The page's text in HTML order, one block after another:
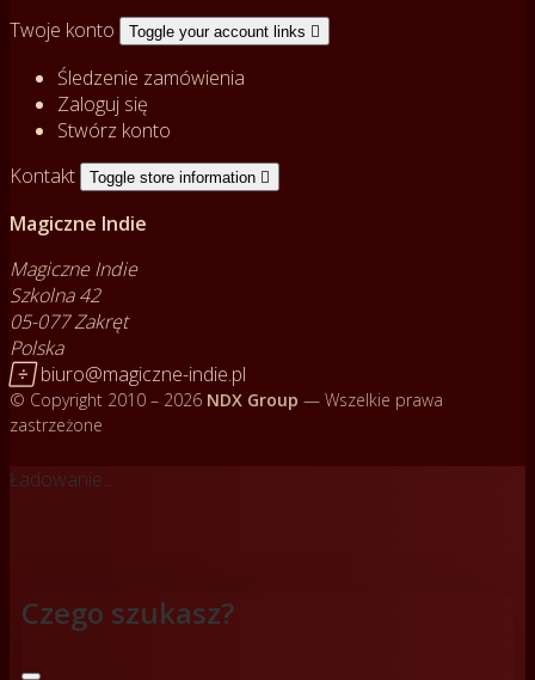
Twoje konto
Toggle your account links 
Śledzenie zamówienia
Zaloguj się
Stwórz konto
Kontakt
Toggle store information 
Magiczne Indie
Magiczne Indie
Szkolna 42
05-077 Zakręt
Polska
 biuro@magiczne-indie.pl
© Copyright 2010 – 2026 NDX Group — Wszelkie prawa
zastrzeżone
Ładowanie...
Czego szukasz?